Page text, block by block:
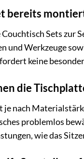
bereits
Sets zur
und Werkzeuge
keine
die
je nach
problemlos
wie das